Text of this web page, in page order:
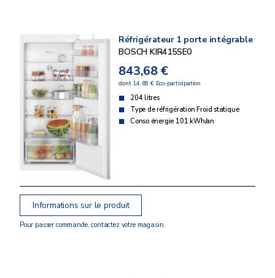
Réfrigérateur 1 porte intégrable
BOSCH KIR415SE0
843,68 €
dont 14,68 € Eco-participation
204 litres
Type de réfrigération Froid statique
Conso énergie 101 kWh/an
Informations sur le produit
Pour passer commande, contactez votre magasin.